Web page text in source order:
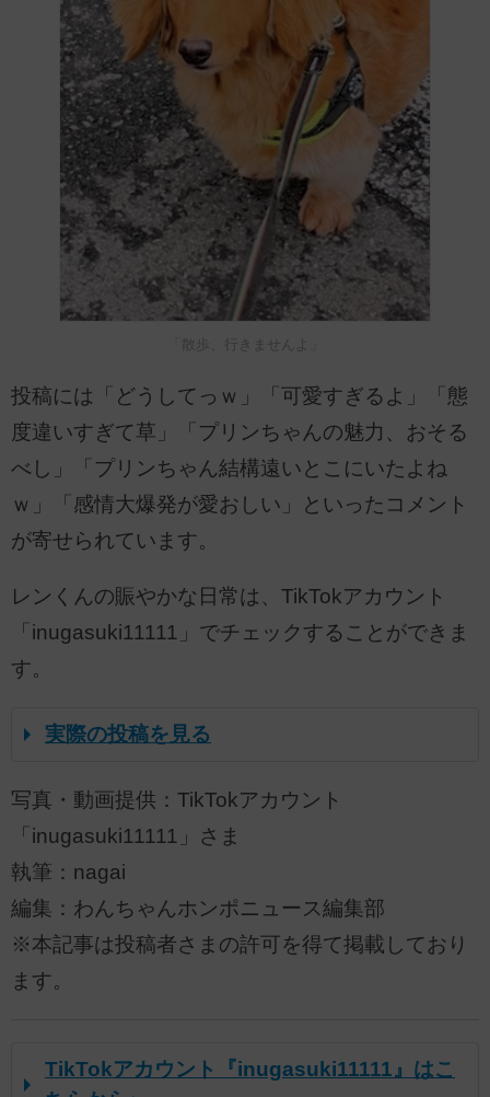
「散歩、行きませんよ」
投稿には「どうしてっｗ」「可愛すぎるよ」「態
度違いすぎて草」「プリンちゃんの魅力、おそる
べし」「プリンちゃん結構遠いとこにいたよね
ｗ」「感情大爆発が愛おしい」といったコメント
が寄せられています。
レンくんの賑やかな日常は、TikTokアカウント
「inugasuki11111」でチェックすることができま
す。
実際の投稿を見る
写真・動画提供：TikTokアカウント
「inugasuki11111」さま
執筆：nagai
編集：わんちゃんホンポニュース編集部
※本記事は投稿者さまの許可を得て掲載しており
ます。
TikTokアカウント『inugasuki11111』はこ